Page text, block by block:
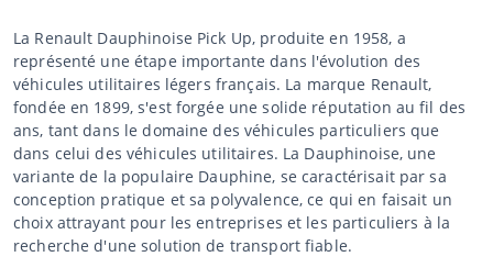
La Renault Dauphinoise Pick Up, produite en 1958, a
représenté une étape importante dans l'évolution des
véhicules utilitaires légers français. La marque Renault,
fondée en 1899, s'est forgée une solide réputation au fil des
ans, tant dans le domaine des véhicules particuliers que
dans celui des véhicules utilitaires. La Dauphinoise, une
variante de la populaire Dauphine, se caractérisait par sa
conception pratique et sa polyvalence, ce qui en faisait un
choix attrayant pour les entreprises et les particuliers à la
recherche d'une solution de transport fiable.